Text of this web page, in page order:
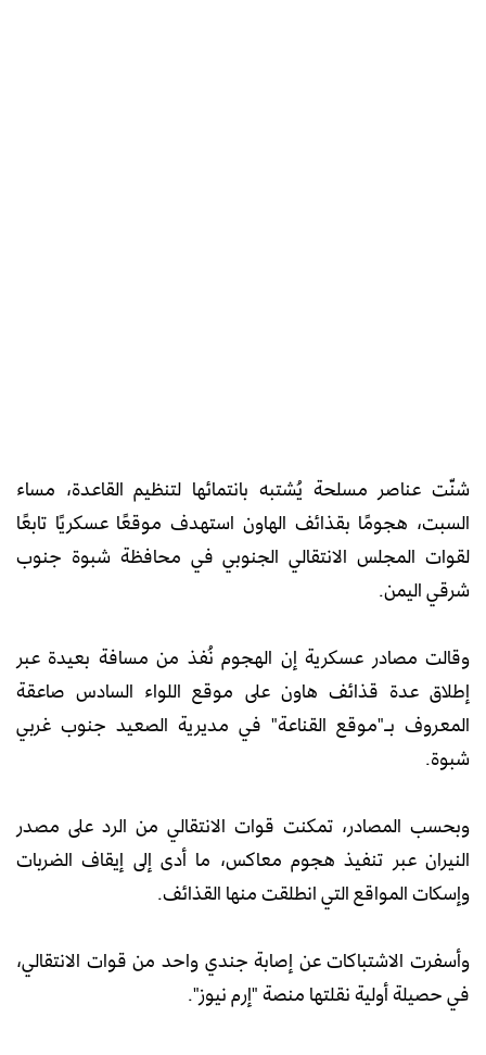
شنّت عناصر مسلحة يُشتبه بانتمائها لتنظيم القاعدة، مساء
السبت، هجومًا بقذائف الهاون استهدف موقعًا عسكريًا تابعًا
لقوات المجلس الانتقالي الجنوبي في محافظة شبوة جنوب
شرقي اليمن.
وقالت مصادر عسكرية إن الهجوم نُفذ من مسافة بعيدة عبر
إطلاق عدة قذائف هاون على موقع اللواء السادس صاعقة
المعروف بـ"موقع القناعة" في مديرية الصعيد جنوب غربي
شبوة.
وبحسب المصادر، تمكنت قوات الانتقالي من الرد على مصدر
النيران عبر تنفيذ هجوم معاكس، ما أدى إلى إيقاف الضربات
وإسكات المواقع التي انطلقت منها القذائف.
وأسفرت الاشتباكات عن إصابة جندي واحد من قوات الانتقالي،
في حصيلة أولية نقلتها منصة "إرم نيوز".